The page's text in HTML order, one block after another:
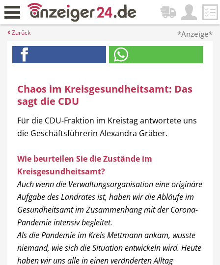
Zurück *Anzeige*
Chaos im Kreisgesundheitsamt: Das
sagt die CDU
Für die CDU-Fraktion im Kreistag antwortete uns
die Geschäftsführerin Alexandra Gräber.
Wie beurteilen Sie die Zustände im
Kreisgesundheitsamt?
Auch wenn die Verwaltungsorganisation eine originäre
Aufgabe des Landrates ist, haben wir die Abläufe im
Gesundheitsamt im Zusammenhang mit der Corona-
Pandemie intensiv begleitet.
Als die Pandemie im Kreis Mettmann ankam, wusste
niemand, wie sich die Situation entwickeln wird. Heute
haben wir uns alle in einen veränderten Alltag